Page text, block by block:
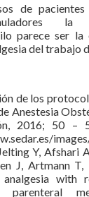
de pacientes
parece ser la
del trabajo
de los
Anestesia
2016; 50 –
Y, Afshari
J, Artmann T,
with
parenteral